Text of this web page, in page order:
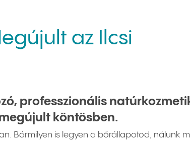
az Ilcsi
professzionális
köntösben.
Bármilyen is legyen a bőrállapotod, nálunk